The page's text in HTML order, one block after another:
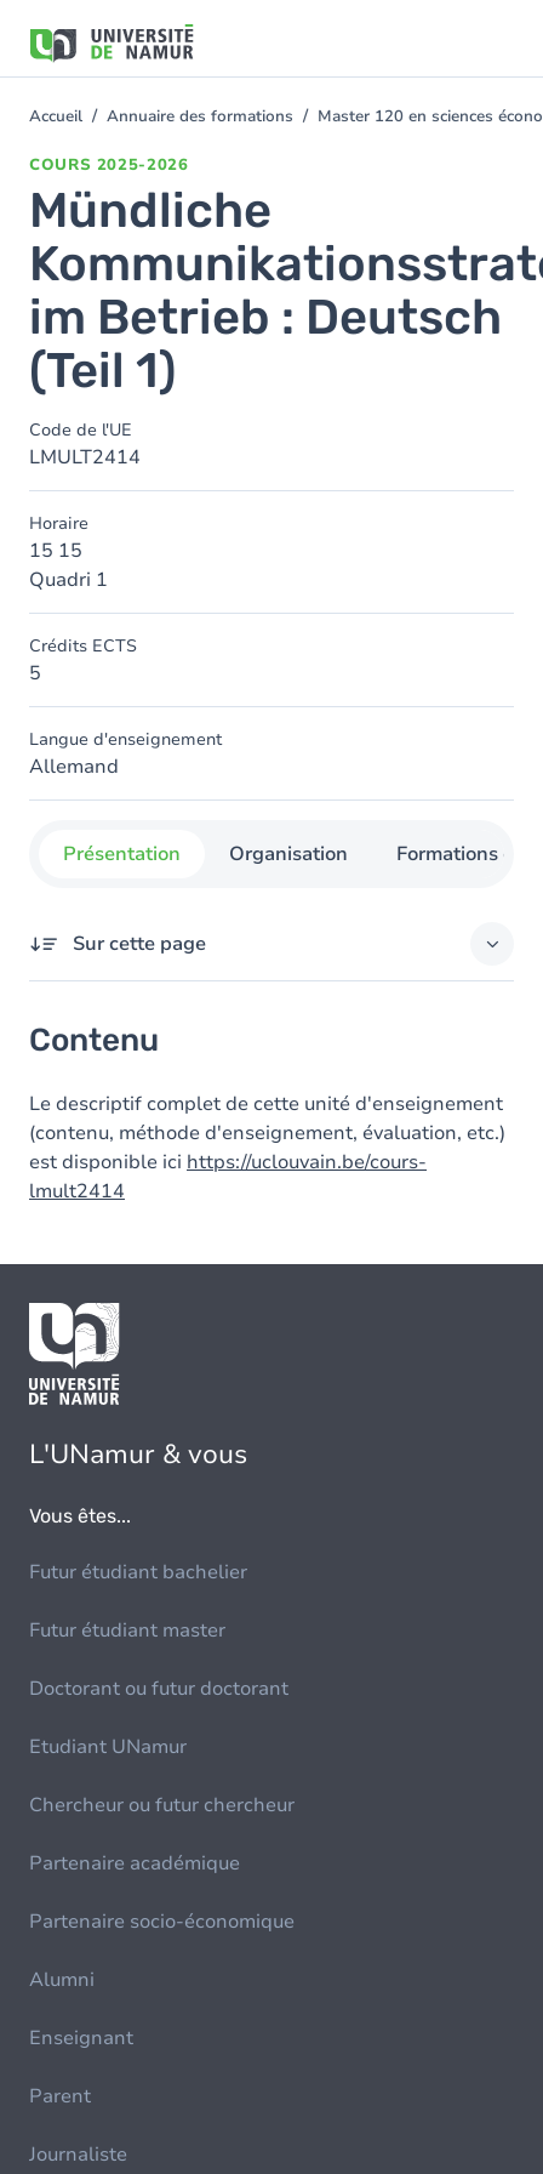
contenu
You
Accueil Annuaire des formations Master 120 en sciences
COURS 2025-2026
Mündliche
im Betrieb : Deutsch
(Teil 1)
Code de l'UE
LMULT2414
Horaire
15 15
Quadri 1
Crédits ECTS
5
Langue d'enseignement
Allemand
Présentation Organisation Formations
Sur cette page
Contenu
Le descriptif complet de cette unité d'enseignement
(contenu, méthode d'enseignement, évaluation, etc.)
est disponible ici https://uclouvain.be/cours-
lmult2414
L'UNamur & vous
Vous êtes...
Futur étudiant bachelier
Futur étudiant master
Doctorant ou futur doctorant
Etudiant UNamur
Chercheur ou futur chercheur
Partenaire académique
Partenaire socio-économique
Alumni
Enseignant
Parent
Journaliste